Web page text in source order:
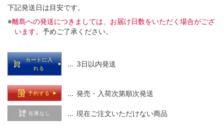
下記発送日は目安です。
※離島への発送につきましては、お届け日数をいただく場合がござ
います。 予めご了承ください。
カートに入
れる
… 3日以内発送
予約する … 発売・入荷次第順次発送
在庫なし … 現在ご注文いただけない商品